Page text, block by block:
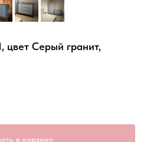
Серый гранит,
в корзину